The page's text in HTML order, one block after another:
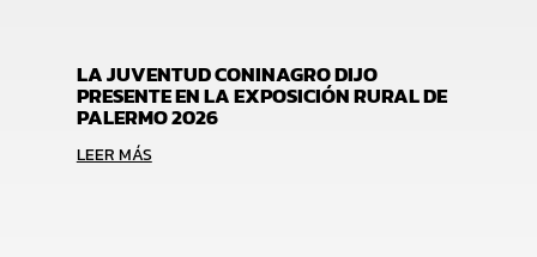
LA JUVENTUD CONINAGRO DIJO
PRESENTE EN LA EXPOSICIÓN RURAL DE
PALERMO 2026
LEER MÁS